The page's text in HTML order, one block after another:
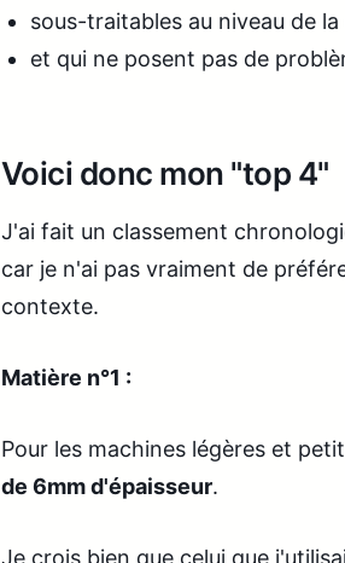
sous-traitables au niveau de la
et qui ne posent pas de
Voici donc mon "top 4"
J'ai fait un classement
car je n'ai pas vraiment de
contexte.
Matière n°1 :
Pour les machines légères et
de 6mm d'épaisseur.
Je crois bien que celui que